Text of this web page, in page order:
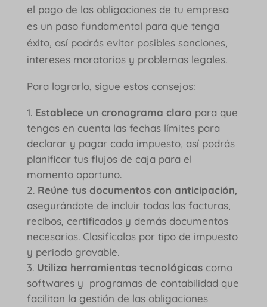
el pago de las obligaciones de tu empresa
es un paso fundamental para que tenga
éxito, así podrás evitar posibles sanciones,
intereses moratorios y problemas legales.
Para lograrlo, sigue estos consejos:
Establece un cronograma claro para que
tengas en cuenta las fechas límites para
declarar y pagar cada impuesto, así podrás
planificar tus flujos de caja para el
momento oportuno.
Reúne tus documentos con anticipación,
asegurándote de incluir todas las facturas,
recibos, certificados y demás documentos
necesarios. Clasifícalos por tipo de impuesto
y periodo gravable.
Utiliza herramientas tecnológicas como
softwares y programas de contabilidad que
facilitan la gestión de las obligaciones